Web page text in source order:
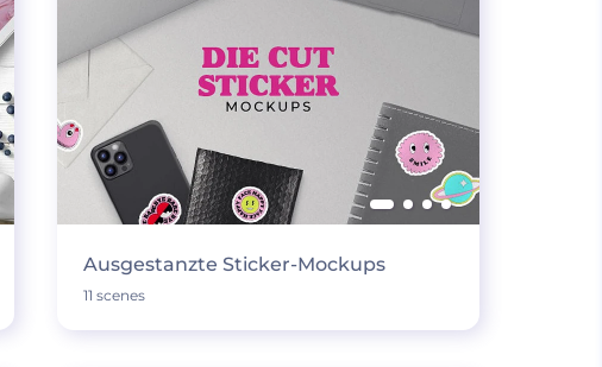
Ausgestanzte Sticker-Mockups
11 scenes